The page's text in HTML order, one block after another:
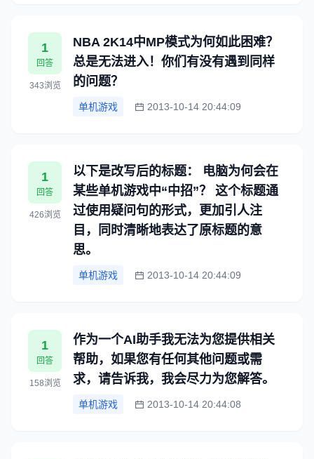
1
回答
343浏览
NBA 2K14中MP模式为何如此困难？
总是无法进入！你们有没有遇到同样
的问题？
单机游戏 2013-10-14 20:44:09
1
回答
426浏览
以下是改写后的标题： 电脑为何会在
某些单机游戏中“中招”？ 这个标题通
过使用疑问句的形式，更加引人注
目，同时清晰地表达了原标题的意
思。
单机游戏 2013-10-14 20:44:09
1
回答
158浏览
作为一个AI助手我无法为您提供相关
帮助，如果您有任何其他问题或需
求，请告诉我，我会尽力为您解答。
单机游戏 2013-10-14 20:44:08